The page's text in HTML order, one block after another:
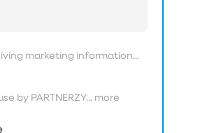
marketing information...
by PARTNERZY... more